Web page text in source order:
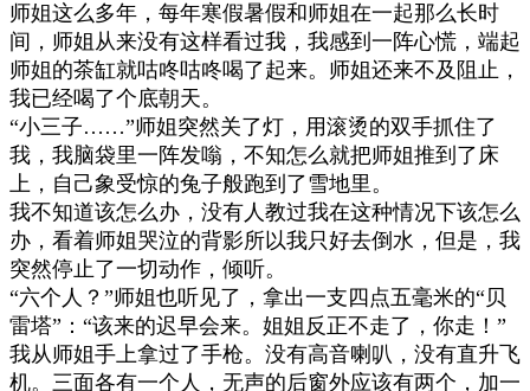
师姐这么多年，每年寒假暑假和师姐在一起那么长时
间，师姐从来没有这样看过我，我感到一阵心慌，端起
师姐的茶缸就咕咚咕咚喝了起来。师姐还来不及阻止，
我已经喝了个底朝天。
“小三子……”师姐突然关了灯，用滚烫的双手抓住了
我，我脑袋里一阵发嗡，不知怎么就把师姐推到了床
上，自己象受惊的兔子般跑到了雪地里。
我不知道该怎么办，没有人教过我在这种情况下该怎么
办，看着师姐哭泣的背影所以我只好去倒水，但是，我
突然停止了一切动作，倾听。
“六个人？ ”师姐也听见了，拿出一支四点五毫米的“贝
雷塔” ： “该来的迟早会来。姐姐反正不走了，你走！ ”
我从师姐手上拿过了手枪。没有高音喇叭，没有直升飞
机。三面各有一个人，无声的后窗外应该有两个，加一